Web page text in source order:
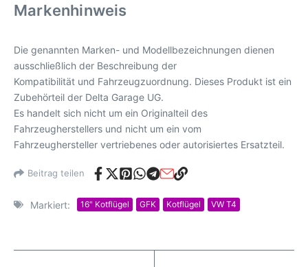
Markenhinweis
Die genannten Marken- und Modellbezeichnungen dienen
ausschließlich der Beschreibung der
Kompatibilität und Fahrzeugzuordnung. Dieses Produkt ist ein
Zubehörteil der Delta Garage UG.
Es handelt sich nicht um ein Originalteil des
Fahrzeugherstellers und nicht um ein vom
Fahrzeughersteller vertriebenes oder autorisiertes Ersatzteil.
Beitrag teilen
Markiert: 16" Kotflügel GFK Kotflügel VW T4